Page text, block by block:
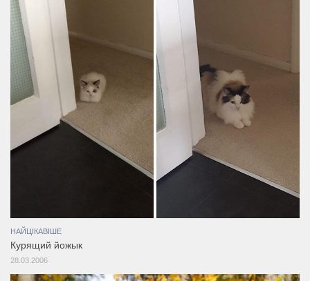
НАЙЦІКАВІШЕ
Курящий йожык
28.03.2006